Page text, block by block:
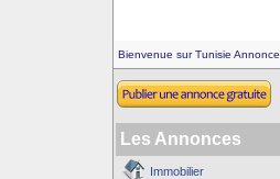
Bienvenue sur Tunisie Annonce.
Les Annonces
Immobilier